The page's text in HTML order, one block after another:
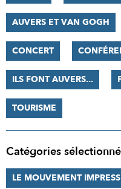
AUVERS ET VAN GOGH
CONCERT
ILS FONT AUVERS...
TOURISME
Catégories
LE MOUVEMENT